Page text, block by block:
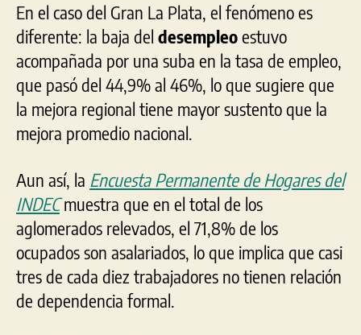
En el caso del Gran La Plata, el fenómeno es
diferente: la baja del desempleoestuvo
acompañada por una suba en la tasa de empleo,
que pasó del 44,9% al 46%, lo que sugiere que
la mejora regional tiene mayor sustento que la
mejora promedio nacional.
Aun así, la Encuesta Permanente de Hogares del
INDECmuestra que en el total de los
aglomerados relevados, el 71,8% de los
ocupados son asalariados, lo que implica que casi
tres de cada diez trabajadores no tienen relación
de dependencia formal.